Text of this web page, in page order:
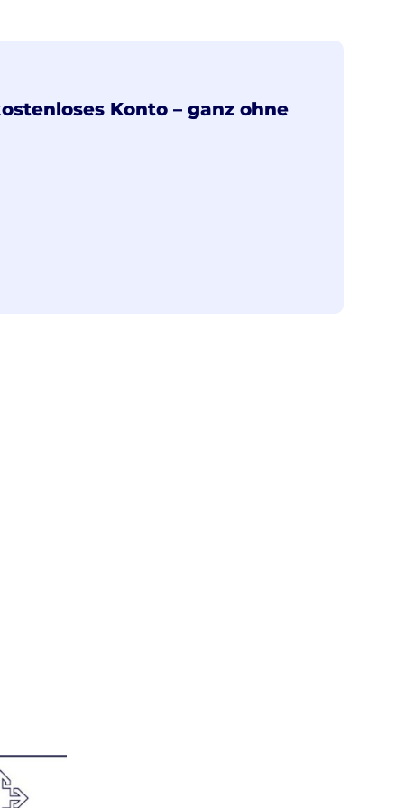
Konto – ganz ohne